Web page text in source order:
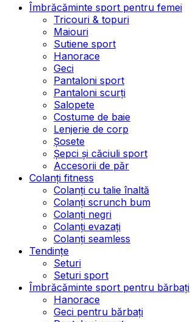
Îmbrăcăminte sport pentru femei
Tricouri & topuri
Maiouri
Sutiene sport
Hanorace
Geci
Pantaloni sport
Pantaloni scurți
Salopete
Costume de baie
Lenjerie de corp
Șosete
Șepci și căciuli sport
Accesorii de păr
Colanți fitness
Colanți cu talie înaltă
Colanți scrunch bum
Colanți negri
Colanți evazați
Colanți seamless
Tendințe
Seturi
Seturi sport
Îmbrăcăminte sport pentru bărbați
Hanorace
Geci pentru bărbați